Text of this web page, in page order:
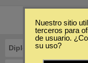
Diplomados
Nuestro sitio
terceros para
de usuario.
su uso?